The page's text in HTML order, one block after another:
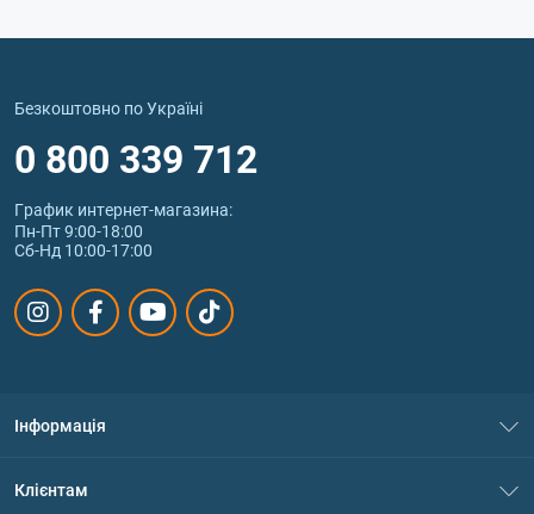
Безкоштовно по Україні
0 800 339 712
График интернет‑магазина:
Пн-Пт 9:00-18:00
Сб-Нд 10:00-17:00
Інформація
Клієнтам